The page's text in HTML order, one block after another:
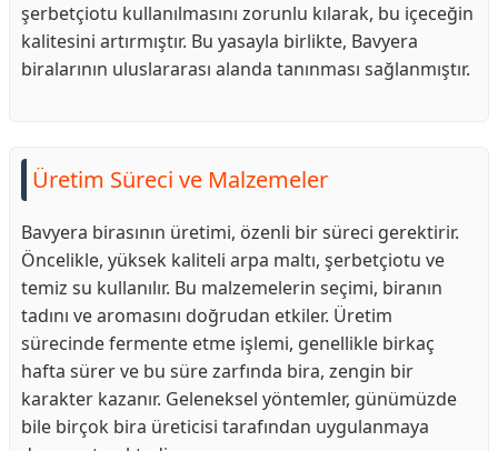
şerbetçiotu kullanılmasını zorunlu kılarak, bu içeceğin
kalitesini artırmıştır. Bu yasayla birlikte, Bavyera
biralarının uluslararası alanda tanınması sağlanmıştır.
Üretim Süreci ve Malzemeler
Bavyera birasının üretimi, özenli bir süreci gerektirir.
Öncelikle, yüksek kaliteli arpa maltı, şerbetçiotu ve
temiz su kullanılır. Bu malzemelerin seçimi, biranın
tadını ve aromasını doğrudan etkiler. Üretim
sürecinde fermente etme işlemi, genellikle birkaç
hafta sürer ve bu süre zarfında bira, zengin bir
karakter kazanır. Geleneksel yöntemler, günümüzde
bile birçok bira üreticisi tarafından uygulanmaya